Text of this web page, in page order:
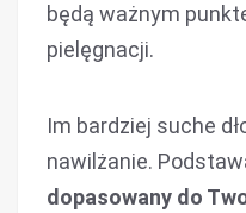
będą ważnym
pielęgnacji.
Im bardziej suche
nawilżanie.
dopasowany do